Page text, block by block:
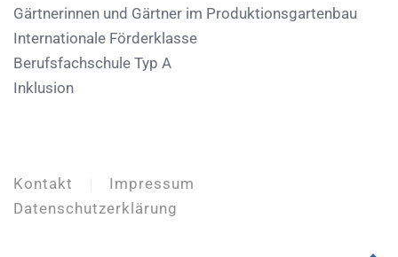
Gärtnerinnen und Gärtner im Produktionsgartenbau
Internationale Förderklasse
Berufsfachschule Typ A
Inklusion
Kontakt
Impressum
Datenschutzerklärung